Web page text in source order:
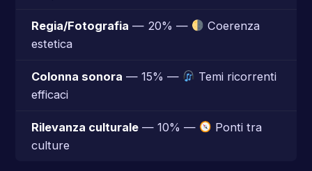
Regia/Fotografia — 20% —
Coerenza
estetica
Colonna sonora — 15% —
Temi ricorrenti
efficaci
Rilevanza culturale— 10% —
Ponti tra
culture